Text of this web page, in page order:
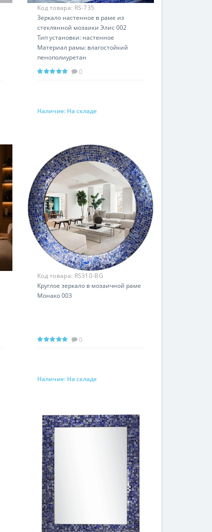
Код товара: RS-735
Зеркало настенное в раме из
стеклянной мозаики Элис 002
Тип установки: настенное
Материал рамы: влагостойкий
пенополиуретан
0
Запросить цену
Наличие: На складе
Код товара: RS310-BG
Круглое зеркало в мозаичной раме
Монако 003
0
Запросить цену
Наличие: На складе